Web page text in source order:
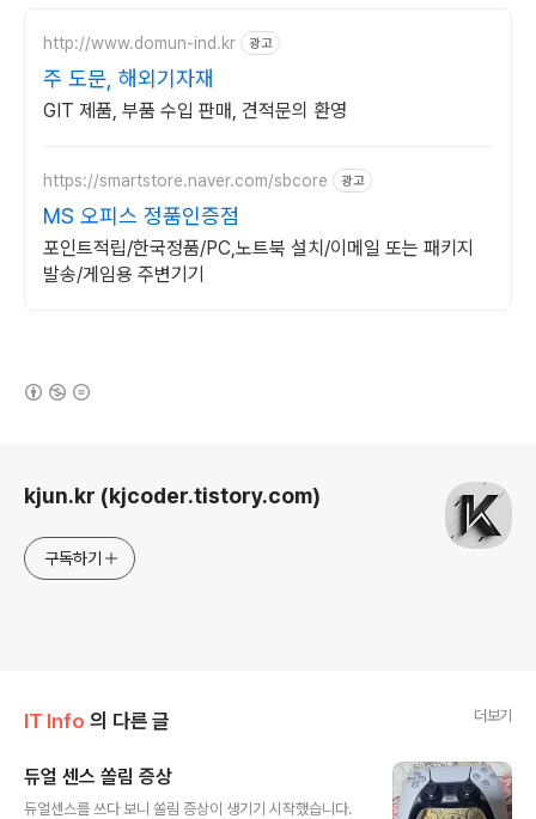
http://www.domun-ind.kr 광고
주 도문, 해외기자재
GIT 제품, 부품 수입 판매, 견적문의 환영
https://smartstore.naver.com/sbcore 광고
MS 오피스 정품인증점
포인트적립/한국정품/PC,노트북 설치/이메일 또는 패키지
발송/게임용 주변기기
kjun.kr (kjcoder.tistory.com)
구독하기
IT Info 의 다른 글 더보기
듀얼 센스 쏠림 증상
듀얼센스를 쓰다 보니 쏠림 증상이 생기기 시작했습니다.